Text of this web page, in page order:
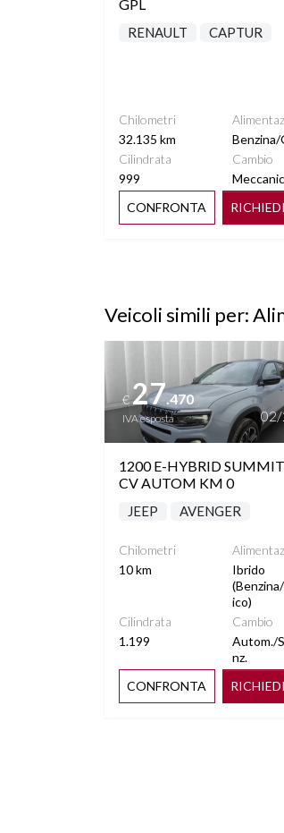
GPL
RENAULT CAPTUR
Chilometri
32.135 km
Benzina/
Cilindrata
999
Cambio
CONFRONTA
Veicoli simili per:
Vedi dettagli
€27.470
IVA esposta
1200 E-HYBRID
CV AUTOM KM 0
JEEP AVENGER
Chilometri
10 km
Ibrido
ico)
Cilindrata
1.199
Cambio
Autom./
nz.
CONFRONTA